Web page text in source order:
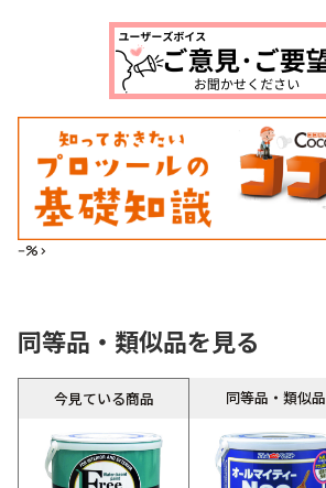
--%>
同等品・類似品を見る
今見ている商品 同等品・類似品